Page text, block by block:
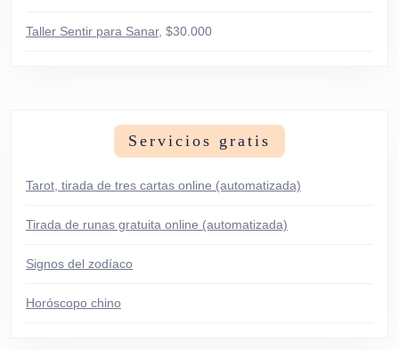
Taller Sentir para Sanar, $30.000
Servicios gratis
Tarot, tirada de tres cartas online (automatizada)
Tirada de runas gratuita online (automatizada)
Signos del zodíaco
Horóscopo chino